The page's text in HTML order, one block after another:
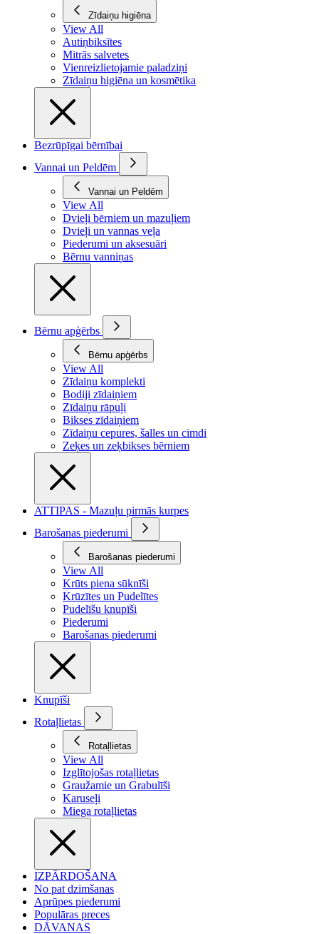
Zīdaiņu higiēna
View All
Autiņbiksītes
Mitrās salvetes
Vienreizlietojamie paladziņi
Zīdaiņu higiēna un kosmētika
Bezrūpīgai bērnībai
Vannai un Peldēm
Vannai un Peldēm
View All
Dvieļi bērniem un mazuļiem
Dvieļi un vannas veļa
Piederumi un aksesuāri
Bērnu vanniņas
Bērnu apģērbs
Bērnu apģērbs
View All
Zīdaiņu komplekti
Bodiji zīdaiņiem
Zīdaiņu rāpuļi
Bikses zīdaiņiem
Zīdaiņu cepures, šalles un cimdi
Zeķes un zeķbikses bērniem
ATTIPAS - Mazuļu pirmās kurpes
Barošanas piederumi
Barošanas piederumi
View All
Krūts piena sūknīši
Krūzītes un Pudelītes
Pudelīšu knupīši
Piederumi
Barošanas piederumi
Knupīši
Rotaļlietas
Rotaļlietas
View All
Izglītojošas rotaļlietas
Graužamie un Grabulīši
Karuseļi
Miega rotaļlietas
IZPĀRDOŠANA
No pat dzimšanas
Aprūpes piederumi
Populāras preces
DĀVANAS